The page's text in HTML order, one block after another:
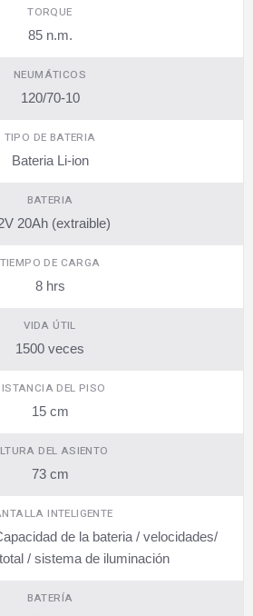
TORQUE
85 n.m.
NEUMÁTICOS
120/70-10
TIPO DE BATERIA
Bateria Li-ion
BATERIA
20Ah (extraible)
TIEMPO DE CARGA
8 hrs
VIDA ÚTIL
1500 veces
DEL PISO
15 cm
DEL ASIENTO
73 cm
INTELIGENTE
de la bateria / velocidades/
/ sistema de iluminación
BATERÍA